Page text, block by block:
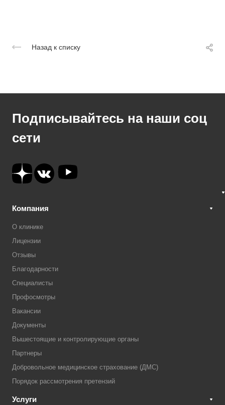
Назад к списку
Подписывайтесь на наши соц
сети
Компания
О клинике
Лицензии
Отзывы
Благодарности
Специалисты
Профосмотры
Вакансии
Документы
Вышестоящие и контролирующие органы
Партнеры
Добровольное медицинское страхование (ДМС)
Порядок рассмотрения претензий
Услуги